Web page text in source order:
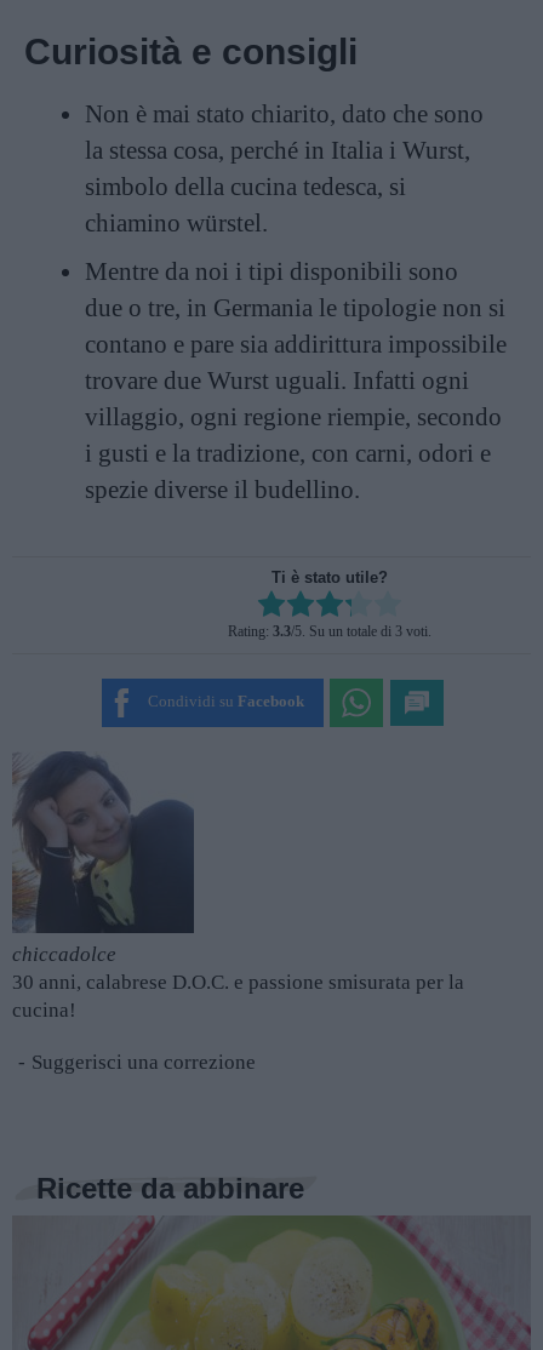
Curiosità e consigli
Non è mai stato chiarito, dato che sono
la stessa cosa, perché in Italia i Wurst,
simbolo della cucina tedesca, si
chiamino würstel.
Mentre da noi i tipi disponibili sono
due o tre, in Germania le tipologie non si
contano e pare sia addirittura impossibile
trovare due Wurst uguali. Infatti ogni
villaggio, ogni regione riempie, secondo
i gusti e la tradizione, con carni, odori e
spezie diverse il budellino.
Ti è stato utile?
Rate this item:
SUBMIT RATING
Rating: 3.3/5. Su un totale di 3 voti.
Condividi su Facebook
chiccadolce
30 anni, calabrese D.O.C. e passione smisurata per la
cucina!
Suggerisci una correzione
Ricette da abbinare